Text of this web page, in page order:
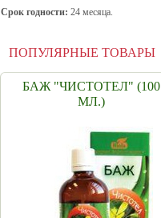
Срок годности: 24 месяца.
ПОПУЛЯРНЫЕ ТОВАРЫ
БАЖ "ЧИСТОТЕЛ" (100
МЛ.)